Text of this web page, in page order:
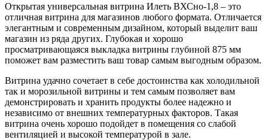
Открытая универсальная витрина Илеть ВХСно-1,8 – это
отличная витрина для магазинов любого формата. Отличается
элегантным и современным дизайном, который выделит ваш
магазин из ряда других. Глубокая и хорошо
просматривающаяся выкладка витрины глубиной 875 мм
поможет вам разместить ваш товар самым выгодным образом.
Витрина удачно сочетает в себе достоинства как холодильной
так и морозильной витрины и тем самым позволяет вам
демонстрировать и хранить продукты более надежно и
независимо от внешних температурных факторов. Такая
витрина очень хорошо подойдет в помещения со слабой
вентиляцией и высокой температурой в зале.